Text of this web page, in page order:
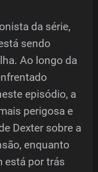
da série,
sendo
Ao longo da
episódio, a
perigosa e
Dexter sobre a
enquanto
está por trás